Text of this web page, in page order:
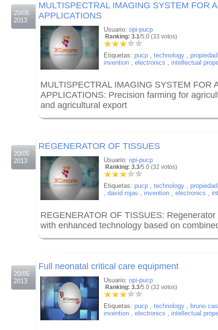
20/05
2013
MULTISPECTRAL IMAGING SYSTEM FOR
APPLICATIONS
Usuario: opi-pucp
Ranking: 3.1/5.0 (33 votos)
Etiquetas: pucp , technology ,
invention , electronics , intellectual
MULTISPECTRAL IMAGING SYSTEM FOR
APPLICATIONS: Precision farming for
and agricultural export
20/05
2013
REGENERATOR OF TISSUES
Usuario: opi-pucp
Ranking: 3.3/5.0 (32 votos)
Etiquetas: pucp , technology ,
, david rojas , invention , electronics ,
REGENERATOR OF TISSUES:
with enhanced technology based on
20/05
2013
Full neonatal critical care equipment
Usuario: opi-pucp
Ranking: 3.3/5.0 (32 votos)
Etiquetas: pucp , technology , bruno
invention , electronics , intellectual